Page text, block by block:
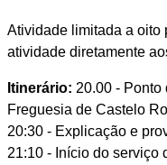
Atividade limitada a oito
atividade diretamente
Itinerário: 20.00 - Ponto
Freguesia de Castelo
20:30 - Explicação e
21:10 - Início do serviço